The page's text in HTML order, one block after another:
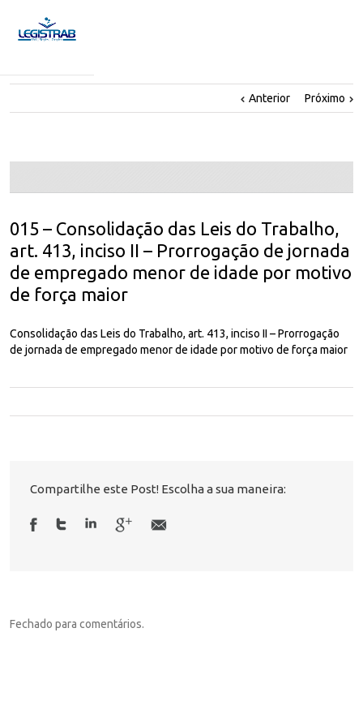
Anterior Próximo
015 – Consolidação das Leis do Trabalho,
art. 413, inciso II – Prorrogação de jornada
de empregado menor de idade por motivo
de força maior
Consolidação das Leis do Trabalho, art. 413, inciso II – Prorrogação
de jornada de empregado menor de idade por motivo de força maior
Compartilhe este Post! Escolha a sua maneira:
Fechado para comentários.